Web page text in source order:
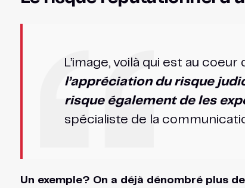
L’image, voilà qui est au coeur
l’appréciation du risque
risque également de les
spécialiste de la
Un exemple? On a déjà dénombré plus